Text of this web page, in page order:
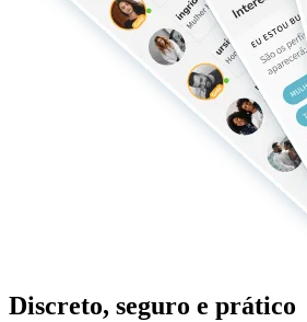
Discreto, seguro e prático